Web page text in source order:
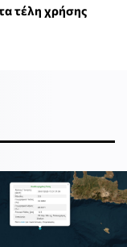
τέλη χρήσης